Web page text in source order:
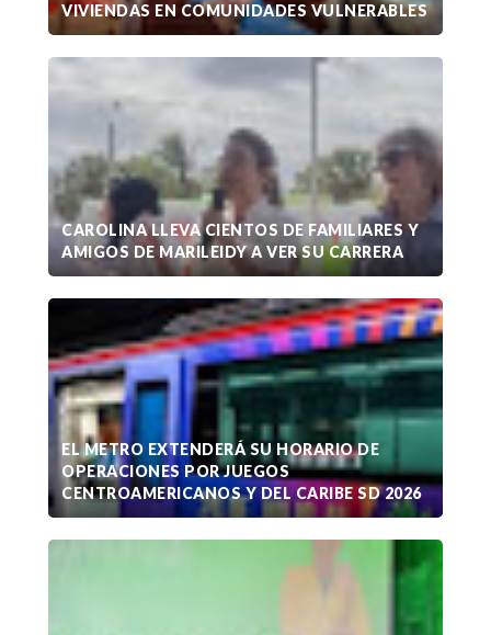
VIVIENDAS EN COMUNIDADES VULNERABLES
CAROLINA LLEVA CIENTOS DE FAMILIARES Y
AMIGOS DE MARILEIDY A VER SU CARRERA
EL METRO EXTENDERÁ SU HORARIO DE
OPERACIONES POR JUEGOS
CENTROAMERICANOS Y DEL CARIBE SD 2026